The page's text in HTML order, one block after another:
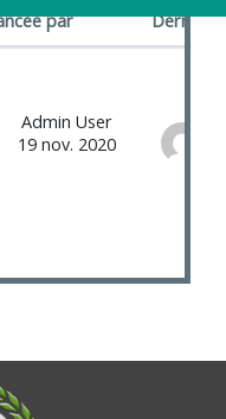
par Dernier
Admin User
19 nov. 2020